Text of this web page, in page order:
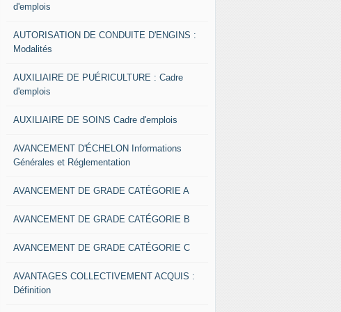
d'emplois
AUTORISATION DE CONDUITE D'ENGINS :
Modalités
AUXILIAIRE DE PUÉRICULTURE : Cadre
d'emplois
AUXILIAIRE DE SOINS Cadre d'emplois
AVANCEMENT D'ÉCHELON Informations
Générales et Réglementation
AVANCEMENT DE GRADE CATÉGORIE A
AVANCEMENT DE GRADE CATÉGORIE B
AVANCEMENT DE GRADE CATÉGORIE C
AVANTAGES COLLECTIVEMENT ACQUIS :
Définition